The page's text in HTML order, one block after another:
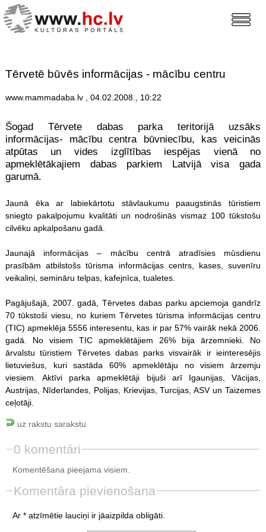
Tērvetē būvēs informācijas - mācību centru
www.mammadaba.lv , 04.02.2008., 10:22
Šogad Tērvete dabas parka teritorijā uzsāks
informācijas- mācību centra būvniecību, kas veicinās
atpūtas un vides izglītības iespējas vienā no
apmeklētākajiem dabas parkiem Latvijā visa gada
garumā.
Jaunā ēka ar labiekārtotu stāvlaukumu paaugstinās tūristiem
sniegto pakalpojumu kvalitāti un nodrošinās vismaz 100 tūkstošu
cilvēku apkalpošanu gadā.
Jaunajā informācijas – mācību centrā atradīsies mūsdienu
prasībām atbilstošs tūrisma informācijas centrs, kases, suvenīru
veikaliņi, semināru telpas, kafejnīca, tualetes.
Pagājušajā, 2007. gadā, Tērvetes dabas parku apciemoja gandrīz
70 tūkstoši viesu, no kuriem Tērvetes tūrisma informācijas centru
(TIC) apmeklēja 5556 interesentu, kas ir par 57% vairāk nekā 2006.
gadā. No visiem TIC apmeklētājiem 26% bija ārzemnieki. No
ārvalstu tūristiem Tērvetes dabas parks visvairāk ir ieinteresējis
lietuviešus, kuri sastāda 60% apmeklētāju no visiem ārzemju
viesiem. Aktīvi parka apmeklētāji bijuši arī Igaunijas, Vācijas,
Austrijas, Nīderlandes, Polijas, Krievijas, Turcijas, ASV un Taizemes
ceļotāji.
uz rakstu sarakstu
0 komentāri
Komentēšana pieejama visiem.
Komentāra pievienošana
Ar * atzīmētie lauciņi ir jāaizpilda obligāti.